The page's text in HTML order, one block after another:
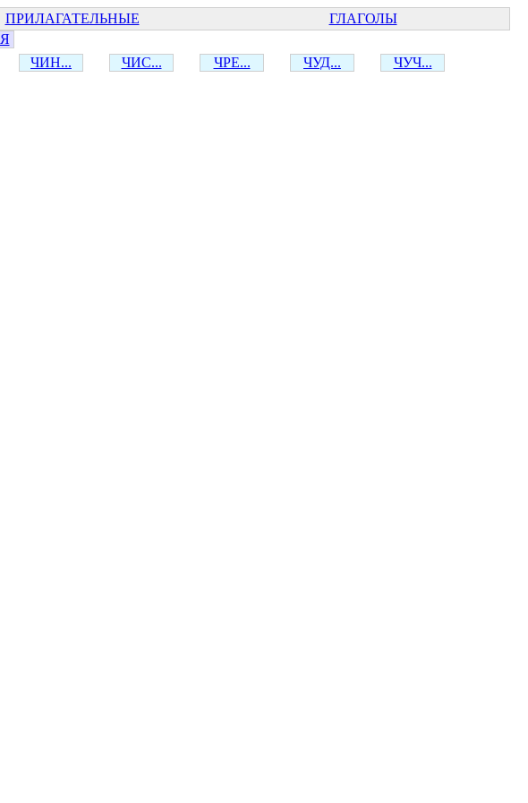
ПРИЛАГАТЕЛЬНЫЕ
ГЛАГОЛЫ
Я
ЧИН... ЧИС... ЧРЕ... ЧУД... ЧУЧ...